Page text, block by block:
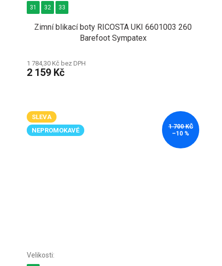
Zimní blikací boty RICOSTA UKI 6601003 260
Barefoot Sympatex
1 784,30 Kč bez DPH
2 159 Kč
31 32 33
SLEVA
NEPROMOKAVÉ
1 700 KČ
–10 %